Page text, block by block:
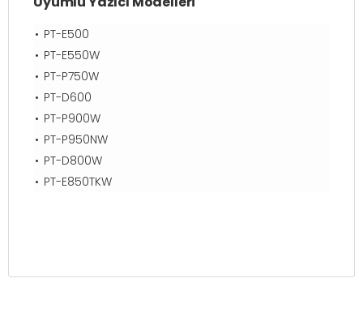
PT-E500
PT-E550W
PT-P750W
PT-D600
PT-P900W
PT-P950NW
PT-D800W
PT-E850TKW